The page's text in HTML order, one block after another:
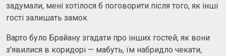
задумали, мені хотілося б поговорити після того, як інші
гості залишать замок.
Варто було Брайану згадати про інших гостей, як вони
з'явилися в коридорі — мабуть, їм набридло чекати,